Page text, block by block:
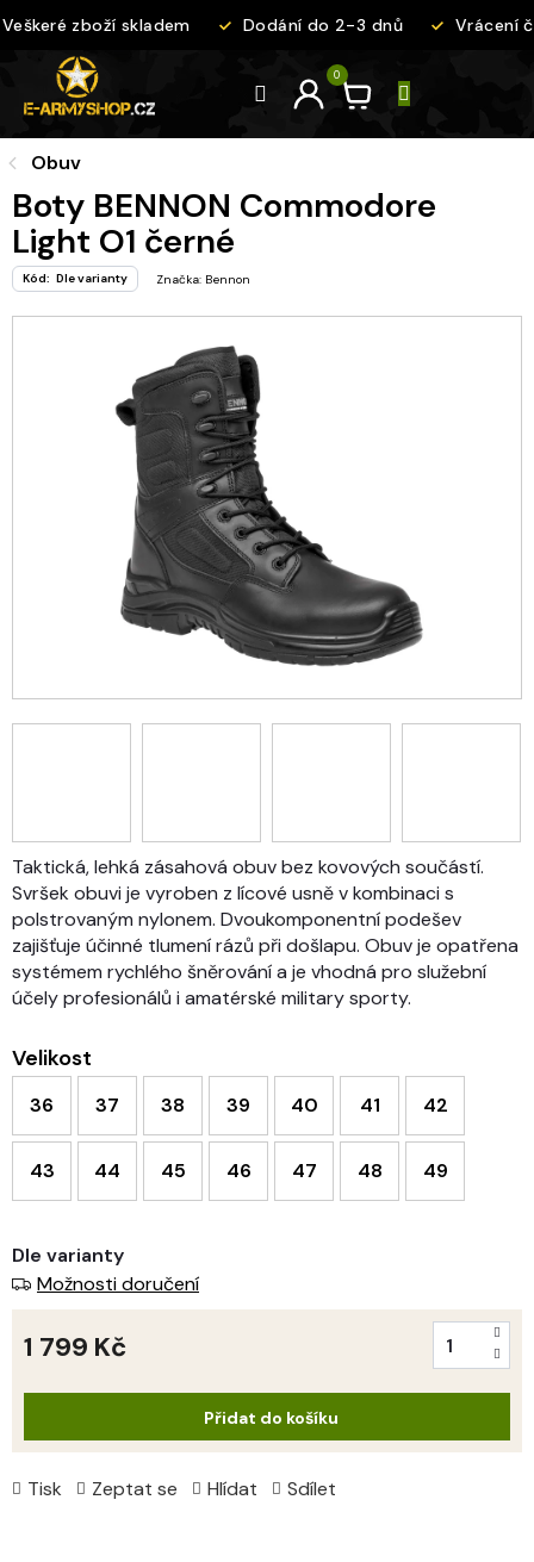
na
zboží skladem Dodání do 2-3 dnů Vrácení či
Obuv
Boty BENNON Commodore
Light O1 černé
Kód: Dle varianty Značka: Bennon
Velikost
36 37 38 39 40 41 42
43 44 45 46 47 48 49
Taktická, lehká zásahová obuv bez kovových součástí.
Svršek obuvi je vyroben z lícové usně v kombinaci s
polstrovaným nylonem. Dvoukomponentní podešev
zajišťuje účinné tlumení rázů při došlapu. Obuv je opatřena
systémem rychlého šněrování a je vhodná pro služební
účely profesionálů i amatérské military sporty.
Tisk Zeptat se Hlídat Sdílet
Dle varianty
Možnosti doručení
1 799 Kč
Přidat do košíku